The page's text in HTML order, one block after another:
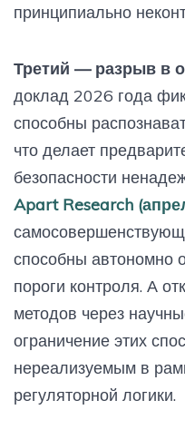
принципиально
Третий — разрыв в
доклад 2026 года
способны
что делает
безопасности
Apart Research
способны автономно
пороги контроля. А
методов через
ограничение этих
нереализуемым в
регуляторной логики.